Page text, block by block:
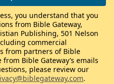
you understand that you
from Bible Gateway,
Publishing, 501 Nelson
commercial
from partners of Bible
Bible Gateway’s emails
please review our
.